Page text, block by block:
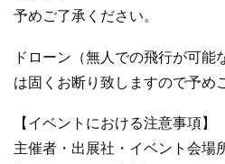
予めご了承ください。
ドローン（無人での飛行が可能
は固くお断り致しますので予め
【イベントにおける注意事項】
主催者・出展社・イベント会場